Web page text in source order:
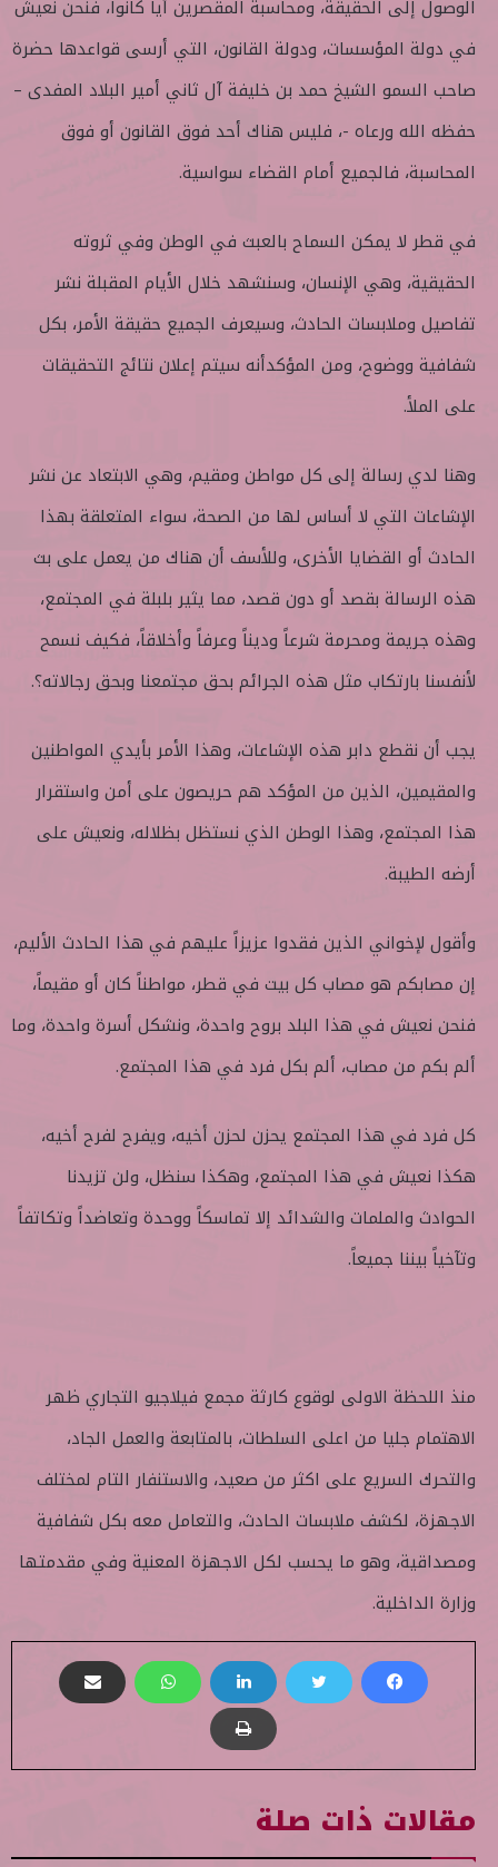
الوصول إلى الحقيقة، ومحاسبة المقصرين أيا كانوا، فنحن نعيش
في دولة المؤسسات، ودولة القانون، التي أرسى قواعدها حضرة
صاحب السمو الشيخ حمد بن خليفة آل ثاني أمير البلاد المفدى –
حفظه الله ورعاه -، فليس هناك أحد فوق القانون أو فوق
المحاسبة، فالجميع أمام القضاء سواسية.
في قطر لا يمكن السماح بالعبث في الوطن وفي ثروته
الحقيقية، وهي الإنسان، وسنشهد خلال الأيام المقبلة نشر
تفاصيل وملابسات الحادث، وسيعرف الجميع حقيقة الأمر، بكل
شفافية ووضوح، ومن المؤكدأنه سيتم إعلان نتائج التحقيقات
على الملأ.
وهنا لدي رسالة إلى كل مواطن ومقيم، وهي الابتعاد عن نشر
الإشاعات التي لا أساس لها من الصحة، سواء المتعلقة بهذا
الحادث أو القضايا الأخرى، وللأسف أن هناك من يعمل على بث
هذه الرسالة بقصد أو دون قصد، مما يثير بلبلة في المجتمع،
وهذه جريمة ومحرمة شرعاً وديناً وعرفاً وأخلاقاً، فكيف نسمح
لأنفسنا بارتكاب مثل هذه الجرائم بحق مجتمعنا وبحق رجالاته؟.
يجب أن نقطع دابر هذه الإشاعات، وهذا الأمر بأيدي المواطنين
والمقيمين، الذين من المؤكد هم حريصون على أمن واستقرار
هذا المجتمع، وهذا الوطن الذي نستظل بظلاله، ونعيش على
أرضه الطيبة.
وأقول لإخواني الذين فقدوا عزيزاً عليهم في هذا الحادث الأليم،
إن مصابكم هو مصاب كل بيت في قطر، مواطناً كان أو مقيماً،
فنحن نعيش في هذا البلد بروح واحدة، ونشكل أسرة واحدة، وما
ألم بكم من مصاب، ألم بكل فرد في هذا المجتمع.
كل فرد في هذا المجتمع يحزن لحزن أخيه، ويفرح لفرح أخيه،
هكذا نعيش في هذا المجتمع، وهكذا سنظل، ولن تزيدنا
الحوادث والملمات والشدائد إلا تماسكاً ووحدة وتعاضداً وتكاتفاً
وتآخياً بيننا جميعاً.
منذ اللحظة الاولى لوقوع كارثة مجمع فيلاجيو التجاري ظهر
الاهتمام جليا من اعلى السلطات، بالمتابعة والعمل الجاد،
والتحرك السريع على اكثر من صعيد، والاستنفار التام لمختلف
الاجهزة، لكشف ملابسات الحادث، والتعامل معه بكل شفافية
ومصداقية، وهو ما يحسب لكل الاجهزة المعنية وفي مقدمتها
وزارة الداخلية.
مقالات ذات صلة